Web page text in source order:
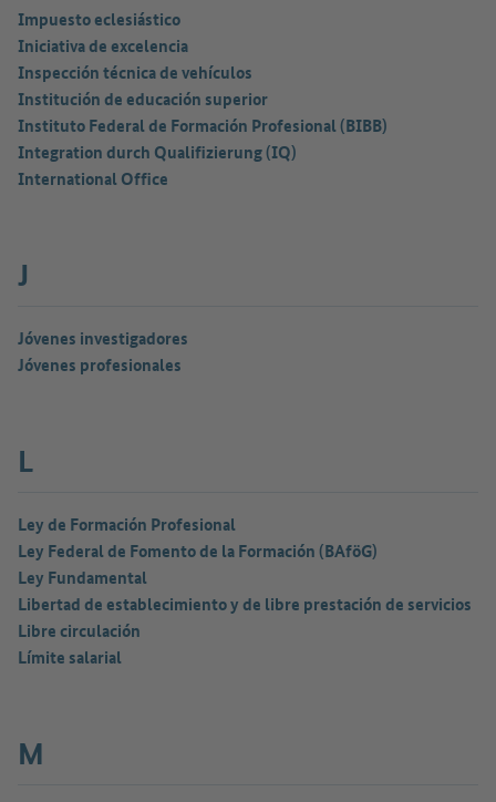
Impuesto eclesiástico
Iniciativa de excelencia
Inspección técnica de vehículos
Institución de educación superior
Instituto Federal de Formación Profesional (BIBB)
Integration durch Qualifizierung (IQ)
International Office
J
Jóvenes investigadores
Jóvenes profesionales
L
Ley de Formación Profesional
Ley Federal de Fomento de la Formación (BAföG)
Ley Fundamental
Libertad de establecimiento y de libre prestación de servicios
Libre circulación
Límite salarial
M